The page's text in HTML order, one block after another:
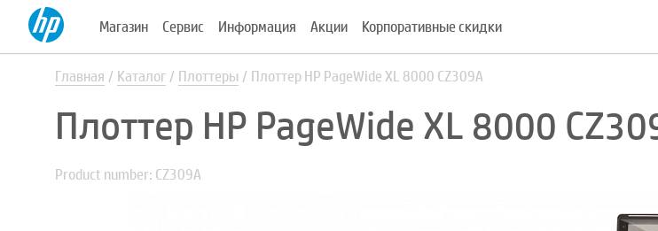
Магазин Сервис Информация Акции Корпоративные скидки
Главная Каталог Плоттеры Плоттер HP PageWide XL 8000 CZ309A
Плоттер HP PageWide XL 8000
Product number: CZ309A